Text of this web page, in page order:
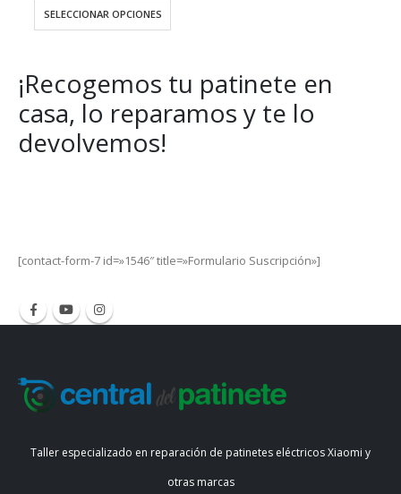
SELECCIONAR OPCIONES
¡Recogemos tu patinete en
casa, lo reparamos y te lo
devolvemos!
[contact-form-7 id=»1546″ title=»Formulario Suscripción»]
Taller especializado en reparación de patinetes eléctricos Xiaomi y
otras marcas